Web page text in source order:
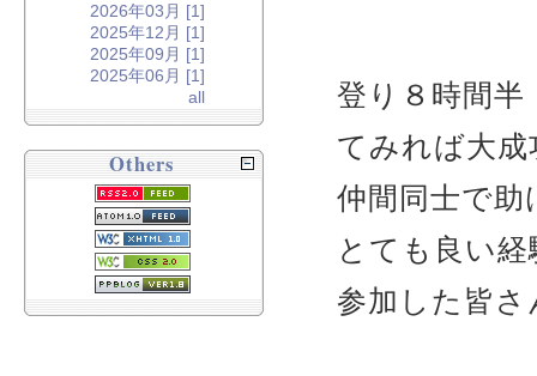
登り８時間半
てみれば大成
仲間同士で
とても良い
参加した皆
2026年03月 [1]
2025年12月 [1]
2025年09月 [1]
2025年06月 [1]
all
Others